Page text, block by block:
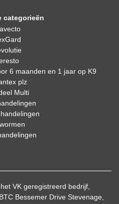
categorieën
6 maanden en 1 jaar op K9
plz
Multi
VK geregistreerd bedrijf,
Bessemer Drive Stevenage,